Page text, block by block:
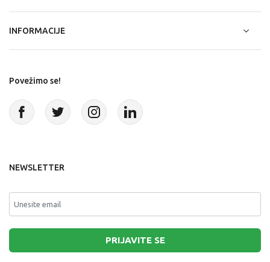
INFORMACIJE
Povežimo se!
NEWSLETTER
PRIJAVITE SE